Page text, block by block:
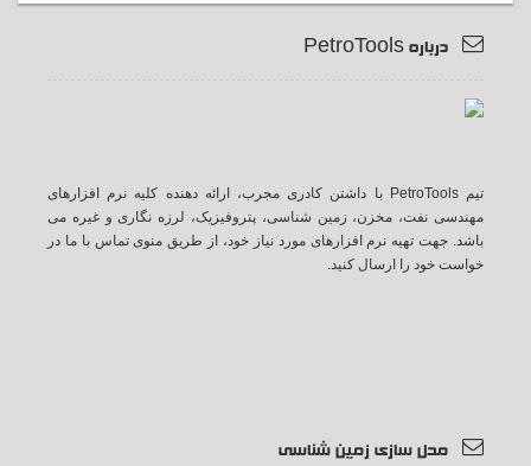
درباره PetroTools
تیم PetroTools با داشتن کادری مجرب، ارائه دهنده کلیه نرم افزارهای
مهندسی نفت، مخزن، زمین شناسی، پتروفیزیک، لرزه نگاری و غیره می
باشد. جهت تهیه نرم افزارهای مورد نیاز خود، از طریق منوی تماس با ما در
خواست خود را ارسال کنید.
مدل سازی زمین شناسی